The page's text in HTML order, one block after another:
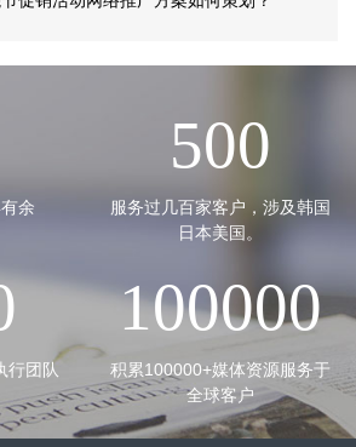
余
500
服务过几百家客户，涉及韩国
日本美国。
行团队
100000
积累100000+媒体资源服务于
全球客户